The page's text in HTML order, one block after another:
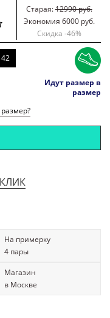
Старая:12990 руб.
Экономия 6000 руб.
Скидка -46%
42
Идут размер в
размер
На примерку
4 пары
Магазин
в Москве